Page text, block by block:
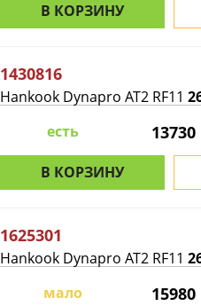
В КОРЗИНУ
1430816
Hankook Dynapro AT2 RF11
есть
13730
В КОРЗИНУ
1625301
Hankook Dynapro AT2 RF11
мало
15980